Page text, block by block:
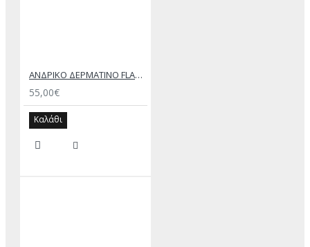
ΑΝΔΡΙΚΟ ΔΕΡΜΑΤΙΝΟ FLAT ΣΑΝΔΑΛΙ ΜΑΥΡΟ ΔΟΥΚΑΣ
55,00€
Καλάθι